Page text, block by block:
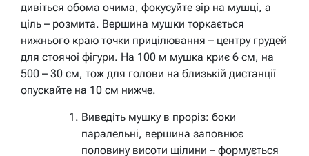
дивіться обома очима, фокусуйте зір на мушці, а
ціль – розмита. Вершина мушки торкається
нижнього краю точки прицілювання – центру грудей
для стоячої фігури. На 100 м мушка криє 6 см, на
500 – 30 см, тож для голови на близькій дистанції
опускайте на 10 см нижче.
Виведіть мушку в проріз: боки
паралельні, вершина заповнює
половину висоти щілини – формується